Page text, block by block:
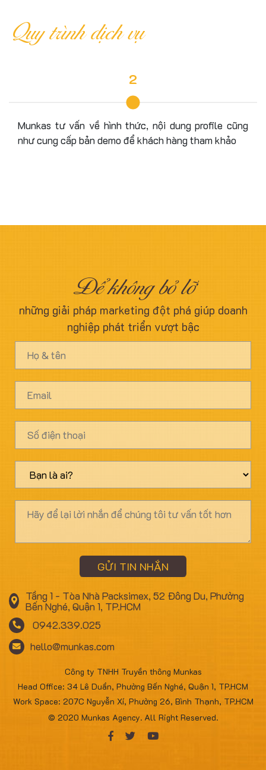
Quy trình dịch vụ
2
Munkas tư vấn về hình thức, nội dung profile cũng
như cung cấp bản demo để khách hàng tham khảo
Để không bỏ lỡ
những giải pháp marketing đột phá giúp doanh
nghiệp phát triển vượt bậc
GỬI TIN NHẮN
Tầng 1 - Tòa Nhà Packsimex, 52 Đông Du, Phường
Bến Nghé, Quận 1, TP.HCM
0942.339.025
hello@munkas.com
Công ty TNHH Truyền thông Munkas
Head Office: 34 Lê Duẩn, Phường Bến Nghé, Quận 1, TP.HCM
Work Space: 207C Nguyễn Xí, Phường 26, Bình Thạnh, TP.HCM
© 2020 Munkas Agency. All Right Reserved.